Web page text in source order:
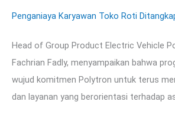
Penganiaya Karyawan Toko Roti
Head of Group Product Electric Vehicle
Fachrian Fadly, menyampaikan bahwa
wujud komitmen Polytron untuk terus
dan layanan yang berorientasi terhadap